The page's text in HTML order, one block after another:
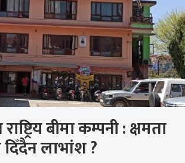
बीमा कम्पनी : क्षमता
लाभांश ?